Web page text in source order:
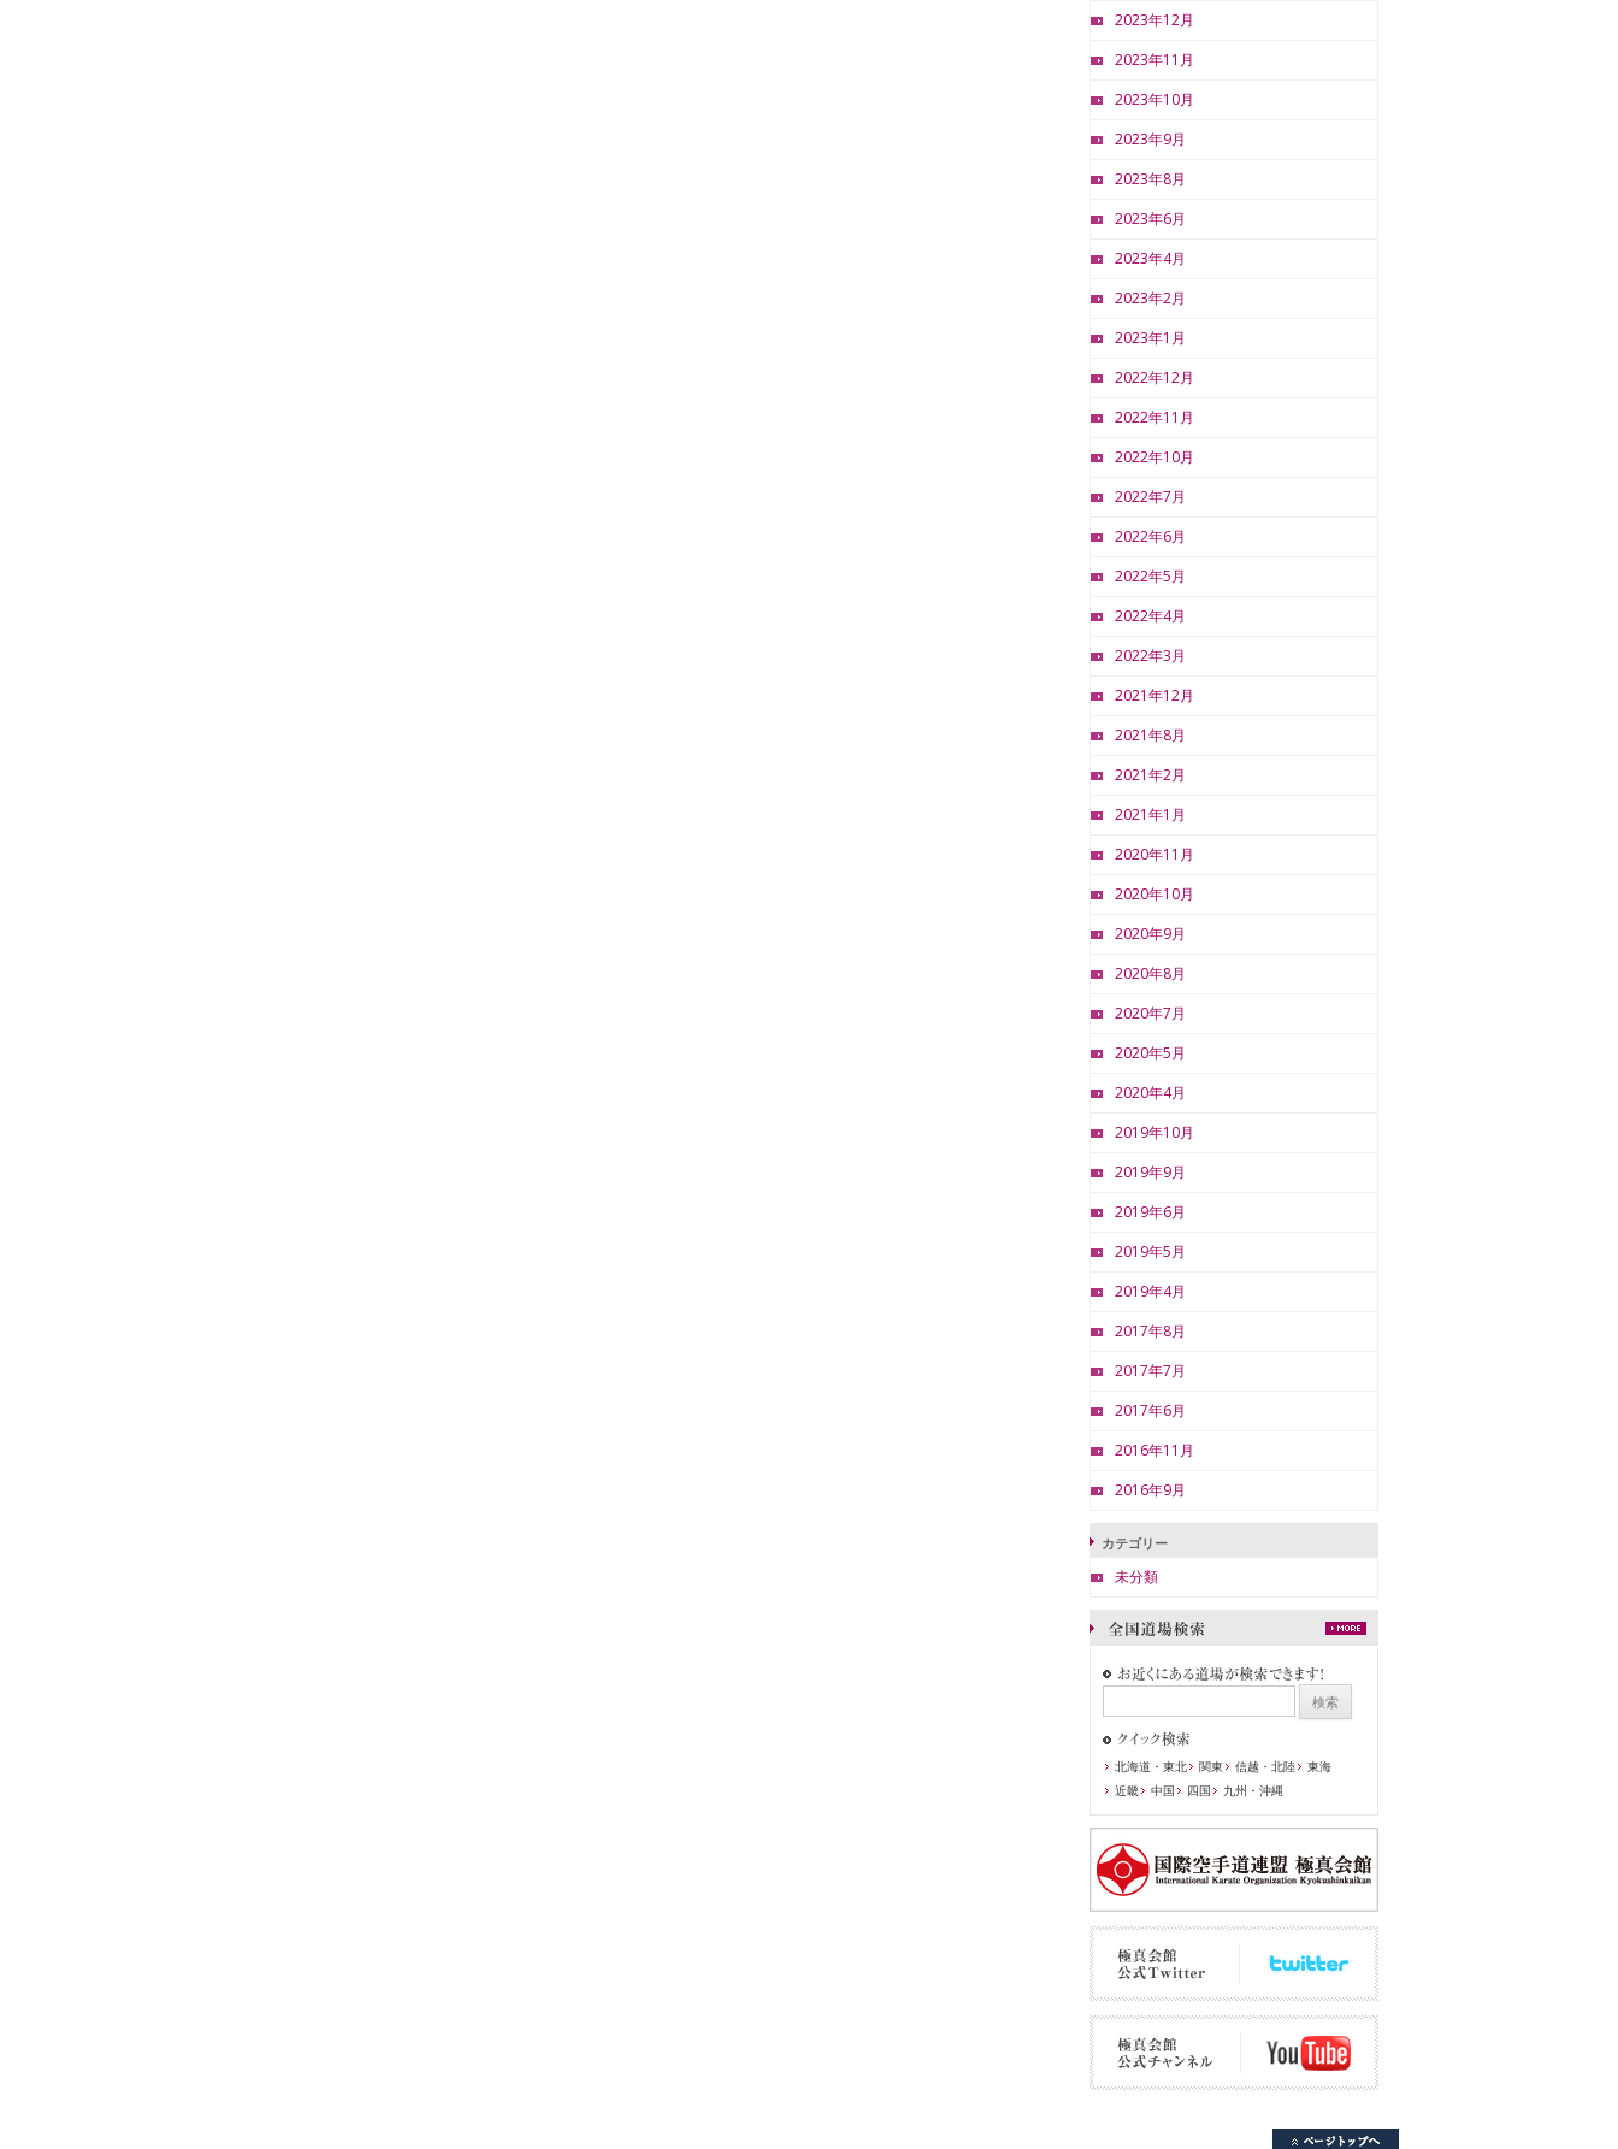
2023年12月
2023年11月
2023年10月
2023年9月
2023年8月
2023年6月
2023年4月
2023年2月
2023年1月
2022年12月
2022年11月
2022年10月
2022年7月
2022年6月
2022年5月
2022年4月
2022年3月
2021年12月
2021年8月
2021年2月
2021年1月
2020年11月
2020年10月
2020年9月
2020年8月
2020年7月
2020年5月
2020年4月
2019年10月
2019年9月
2019年6月
2019年5月
2019年4月
2017年8月
2017年7月
2017年6月
2016年11月
2016年9月
カテゴリー
未分類
北海道・東北 関東 信越・北陸
東海
近畿
中国 四国 九州・沖縄